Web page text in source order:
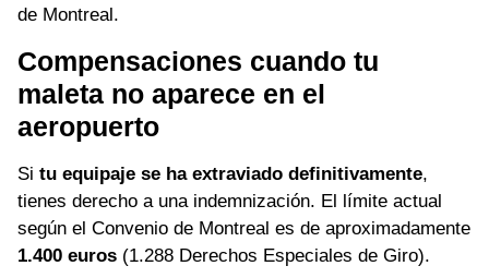
de Montreal.
Compensaciones cuando tu
maleta no aparece en el
aeropuerto
Si tu equipaje se ha extraviado definitivamente,
tienes derecho a una indemnización. El límite actual
según el Convenio de Montreal es de aproximadamente
1.400 euros (1.288 Derechos Especiales de Giro).